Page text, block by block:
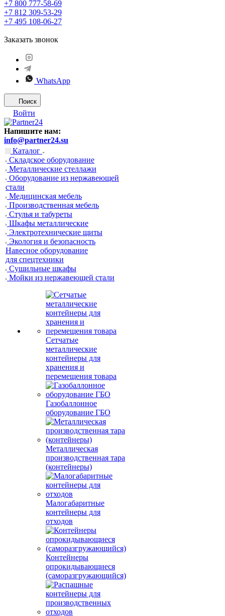
+7 800 777-58-69
+7 812 309-53-29
+7 495 108-06-27
Заказать звонок
WhatsApp
Поиск
Войти
Напишите нам:
info@partner24.su
Каталог
Складское оборудование
Металлические стеллажи
Оборудование из нержавеющей
стали
Медицинская мебель
Производственная мебель
Стулья и табуреты
Шкафы металлические
Электротехнические щиты
Экология и безопасность
Навесное оборудование
для спецтехники
Сушильные шкафы
Мойки из нержавеющей стали
Сетчатые
металлические
контейнеры для
хранения и
перемещения товара
Газобаллонное
оборудование ГБО
Металлическая
производственная тара
(контейнеры)
Малогабаритные
контейнеры для
отходов
Контейнеры
опрокидывающиеся
(саморазгружающийся)